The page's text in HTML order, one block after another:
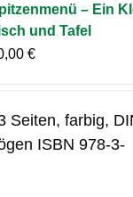
– Ein
und Tafel
€
Seiten, farbig,
ISBN 978-3-